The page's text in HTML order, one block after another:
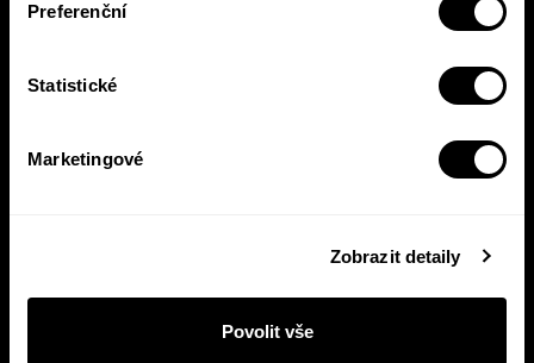
Preferenční
Statistické
Marketingové
Zobrazit detaily
Povolit vše
Pasece šustne, ať už vás zajímá pohled do
Nakladatelství